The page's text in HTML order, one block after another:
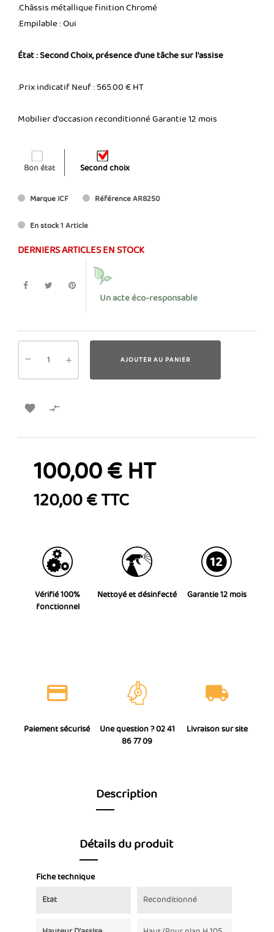
.Châssis métallique finition Chromé
.Empilable : Oui
État : Second Choix, présence d'une tâche sur l'assise
.Prix indicatif Neuf : 565.00 € HT
Mobilier d'occasion reconditionné Garantie 12 mois
Bon état Second choix
Marque ICF RéférenceAR8250
En stock1 Article
DERNIERS ARTICLES EN STOCK
Un acte éco-responsable
AJOUTER AU PANIER
 
100,00 € HT
120,00 € TTC
Garantie 12 mois
Nettoyé et désinfecté
Vérifié 100%
fonctionnel
Paiement sécurisé
Une question ? 02 41
86 77 09
Livraison sur site
Description
Détails du produit
Fiche technique
Etat
Reconditionné